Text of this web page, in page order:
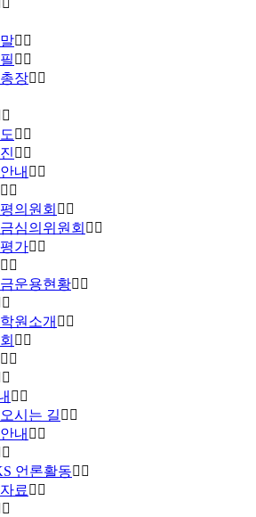
장
내
의원회
심의위원회
가
운용현황
원소개
시는 길
내
언론활동
료